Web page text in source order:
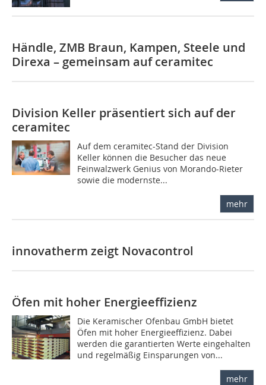
Händle, ZMB Braun, Kampen, Steele und
Direxa – ­gemeinsam auf ceramitec
Division Keller präsentiert sich auf der
ceramitec
Auf dem ceramitec-Stand der Division
Keller können die ­Besucher das neue
Feinwalzwerk Genius von Morando-Rieter
sowie die modernste...
mehr
innovatherm zeigt Novacontrol
Öfen mit hoher Energieeffizienz
Die Keramischer Ofenbau GmbH bietet
Öfen mit hoher Energieeffizienz. Dabei
werden die garantierten Werte eingehalten
und regelmäßig Einsparungen von...
mehr